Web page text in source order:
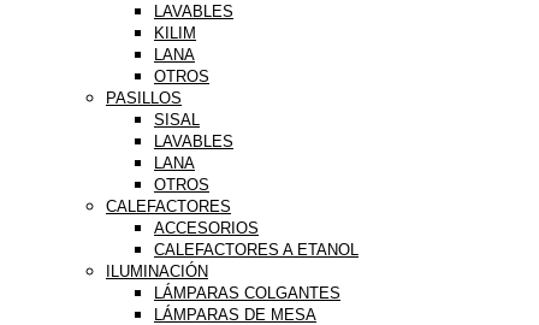
LAVABLES
KILIM
LANA
OTROS
PASILLOS
SISAL
LAVABLES
LANA
OTROS
CALEFACTORES
ACCESORIOS
CALEFACTORES A ETANOL
ILUMINACIÓN
LÁMPARAS COLGANTES
LÁMPARAS DE MESA